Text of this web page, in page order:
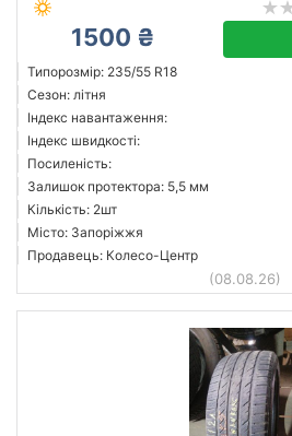
1500 ₴
Типорозмір: 235/55 R18
Сезон: літня
Індекс навантаження:
Індекс швидкості:
Посиленість:
Залишок протектора: 5,5 мм
Кількість: 2шт
Місто: Запоріжжя
Продавець: Колесо-Центр
(08.08.26)